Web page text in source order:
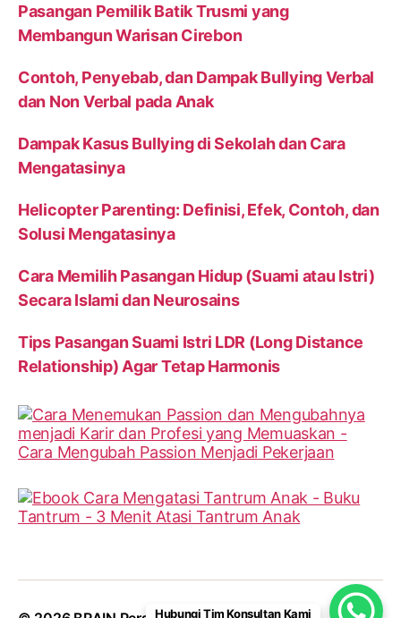
Pasangan Pemilik Batik Trusmi yang
Membangun Warisan Cirebon
Contoh, Penyebab, dan Dampak Bullying Verbal
dan Non Verbal pada Anak
Dampak Kasus Bullying di Sekolah dan Cara
Mengatasinya
Helicopter Parenting: Definisi, Efek, Contoh, dan
Solusi Mengatasinya
Cara Memilih Pasangan Hidup (Suami atau Istri)
Secara Islami dan Neurosains
Tips Pasangan Suami Istri LDR (Long Distance
Relationship) Agar Tetap Harmonis
Hubungi Tim Konsultan Kami